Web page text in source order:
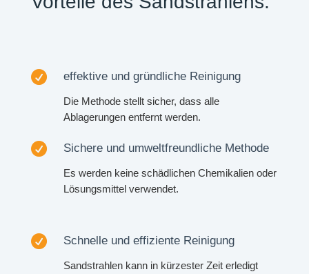
 effektive und gründliche Reinigung
Die Methode stellt sicher, dass alle
Ablagerungen entfernt werden.
 Sichere und umweltfreundliche Methode
Es werden keine schädlichen Chemikalien oder
Lösungsmittel verwendet.
 Schnelle und effiziente Reinigung
Sandstrahlen kann in kürzester Zeit erledigt